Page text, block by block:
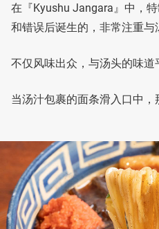
在『Kyushu Jangara』中，
和错误后诞生的，非常注重与
不仅风味出众，与汤头的味道
当汤汁包裹的面条滑入口中，